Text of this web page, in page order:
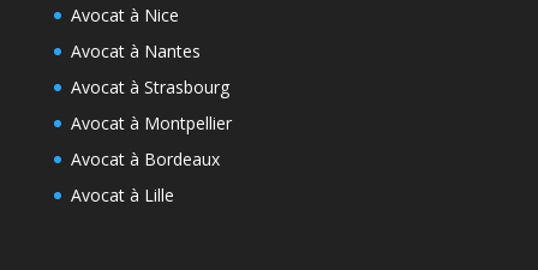
Avocat à Nice
Avocat à Nantes
Avocat à Strasbourg
Avocat à Montpellier
Avocat à Bordeaux
Avocat à Lille